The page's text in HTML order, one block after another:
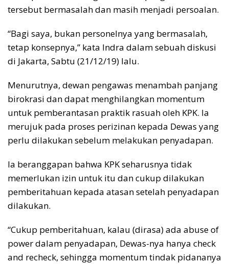
tersebut bermasalah dan masih menjadi persoalan.
“Bagi saya, bukan personelnya yang bermasalah,
tetap konsepnya,” kata Indra dalam sebuah diskusi
di Jakarta, Sabtu (21/12/19) lalu.
Menurutnya, dewan pengawas menambah panjang
birokrasi dan dapat menghilangkan momentum
untuk pemberantasan praktik rasuah oleh KPK. Ia
merujuk pada proses perizinan kepada Dewas yang
perlu dilakukan sebelum melakukan penyadapan.
Ia beranggapan bahwa KPK seharusnya tidak
memerlukan izin untuk itu dan cukup dilakukan
pemberitahuan kepada atasan setelah penyadapan
dilakukan.
“Cukup pemberitahuan, kalau (dirasa) ada abuse of
power dalam penyadapan, Dewas-nya hanya check
and recheck, sehingga momentum tindak pidananya